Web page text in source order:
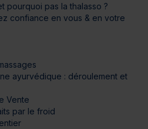
pourquoi pas la thalasso ?
confiance en vous & en votre
ayurvédique : déroulement et
Vente
par le froid